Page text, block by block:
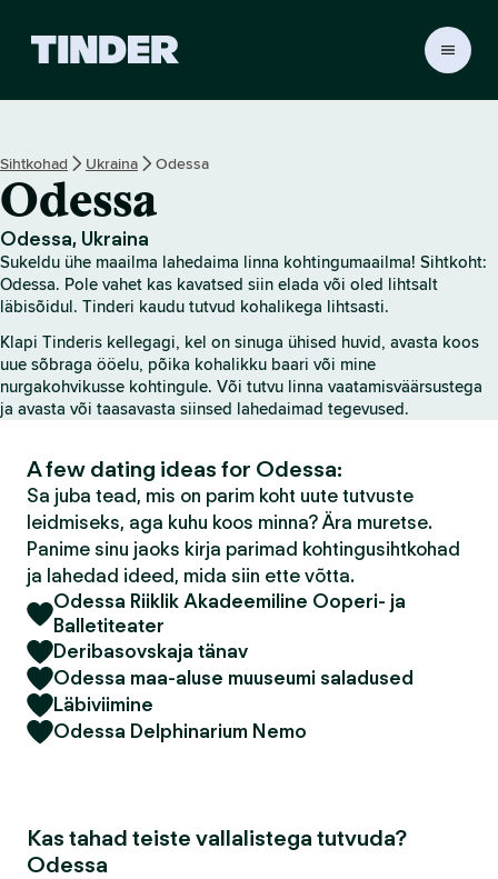
r
a
l
e
t
Sihtkohad Ukraina Odessa
Odessa
Odessa, Ukraina
Sukeldu ühe maailma lahedaima linna kohtingumaailma! Sihtkoht:
Odessa. Pole vahet kas kavatsed siin elada või oled lihtsalt
läbisõidul. Tinderi kaudu tutvud kohalikega lihtsasti.
Klapi Tinderis kellegagi, kel on sinuga ühised huvid, avasta koos
uue sõbraga ööelu, põika kohalikku baari või mine
nurgakohvikusse kohtingule. Või tutvu linna vaatamisväärsustega
ja avasta või taasavasta siinsed lahedaimad tegevused.
A few dating ideas for Odessa:
Sa juba tead, mis on parim koht uute tutvuste
leidmiseks, aga kuhu koos minna? Ära muretse.
Panime sinu jaoks kirja parimad kohtingusihtkohad
ja lahedad ideed, mida siin ette võtta.
Odessa Riiklik Akadeemiline Ooperi- ja
Balletiteater
Deribasovskaja tänav
Odessa maa-aluse muuseumi saladused
Läbiviimine
Odessa Delphinarium Nemo
Kas tahad teiste vallalistega tutvuda?
Odessa